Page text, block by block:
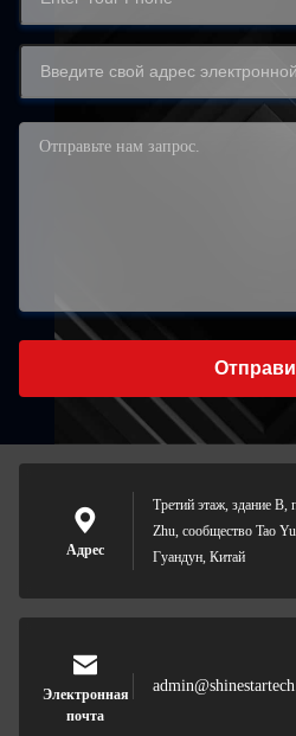
Адрес
Третий этаж, здание
Zhu, сообщество Tao
Гуандун, Китай
Электронная
почта